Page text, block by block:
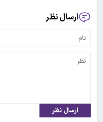
ارسال نظر
ارسال نظر